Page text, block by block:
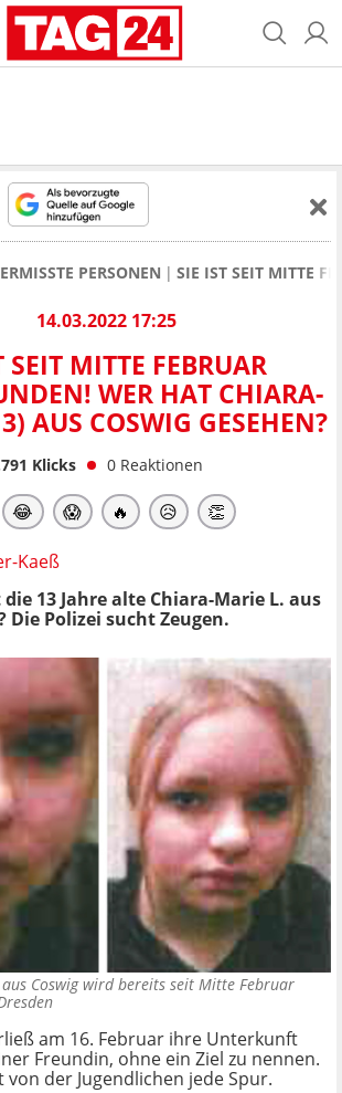
PERSONEN SIE IST SEIT MITTE
14.03.2022 17:25
SEIT MITTE FEBRUAR
WER HAT CHIARA-
AUS COSWIG GESEHEN?
Klicks 0 Reaktionen
😂 😱 🔥 😥 👏
Kaeß
13 Jahre alte Chiara-Marie L. aus
Die Polizei sucht Zeugen.
Coswig wird bereits seit Mitte Februar
am 16. Februar ihre Unterkunft
Freundin, ohne ein Ziel zu nennen.
der Jugendlichen jede Spur.